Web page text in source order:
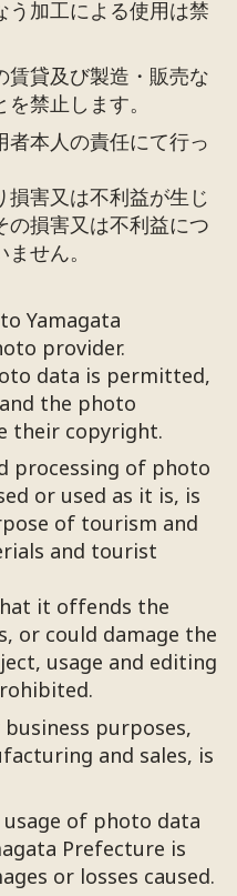
加工による使用は禁
貸及び製造・販売な
禁止します。
本人の責任にて行っ
害又は不利益が生じ
の損害又は不利益につ
せん。
Yamagata
provider.
data is permitted,
the photo
their copyright.
processing of photo
or used as it is, is
of tourism and
and tourist
it offends the
or could damage the
usage and editing
purposes,
and sales, is
of photo data
Prefecture is
or losses caused.